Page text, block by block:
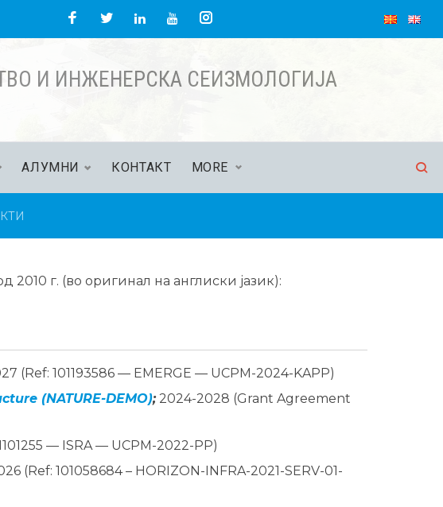
И ИНЖЕНЕРСКА СЕИЗМОЛОГИЈА
АЛУМНИ КОНТАКТ MORE
г. (во оригинал на англиски јазик):
(Ref: 101193586 — EMERGE — UCPM-2024-KAPP)
(NATURE-DEMO);2024-2028 (Grant Agreement
— ISRA — UCPM-2022-PP)
(Ref: 101058684 – HORIZON-INFRA-2021-SERV-01-